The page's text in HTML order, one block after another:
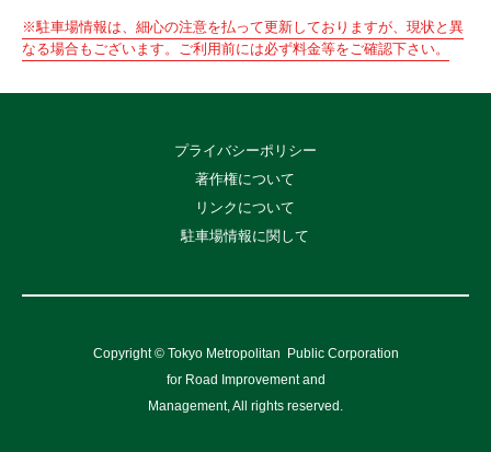
※駐車場情報は、細心の注意を払って更新しておりますが、現状と異
なる場合もございます。ご利用前には必ず料金等をご確認下さい。
プライバシーポリシー
著作権について
リンクについて
駐車場情報に関して
Copyright © Tokyo Metropolitan
Public Corporation
for Road Improvement and
Management, All rights reserved.